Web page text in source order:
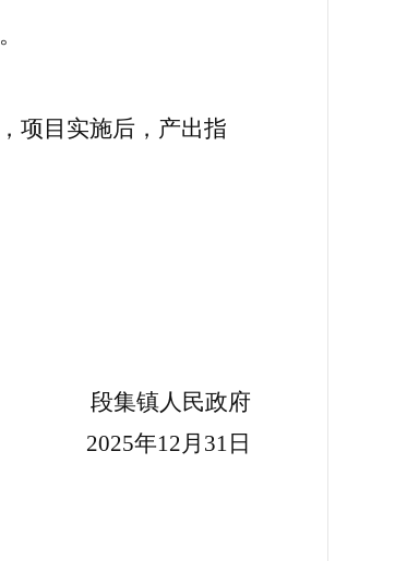
。
项目实施后，产出指
段集镇人民政府
2025年12月31日